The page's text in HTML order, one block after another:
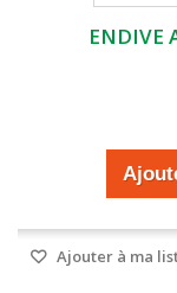
ENDIVE
Ajouter à ma